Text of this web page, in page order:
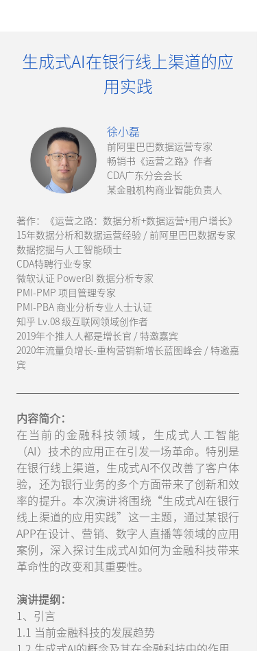
徐小磊
前阿里巴巴数据运营专家
畅销书《运营之路》作者
CDA广东分会会长
某金融机构商业智能负责人
著作：《运营之路：数据分析+数据运营+用户增长》
15年数据分析和数据运营经验 / 前阿里巴巴数据专家
数据挖掘与人工智能硕士
CDA特聘行业专家
微软认证 PowerBI 数据分析专家
PMI-PMP 项目管理专家
PMI-PBA 商业分析专业人士认证
知乎 Lv.08 级互联网领域创作者
2019年个推人人都是增长官 / 特邀嘉宾
2020年流量负增长-重构营销新增长蓝图峰会 / 特邀嘉
宾
内容简介：
在当前的金融科技领域，生成式人工智能
（AI）技术的应用正在引发一场革命。特别是
在银行线上渠道，生成式AI不仅改善了客户体
验，还为银行业务的多个方面带来了创新和效
率的提升。本次演讲将围绕“生成式AI在银行
线上渠道的应用实践”这一主题，通过某银行
APP在设计、营销、数字人直播等领域的应用
案例，深入探讨生成式AI如何为金融科技带来
革命性的改变和其重要性。
演讲提纲：
1、引言
1.1 当前金融科技的发展趋势
生成式AI在银行线上渠道的应
用实践